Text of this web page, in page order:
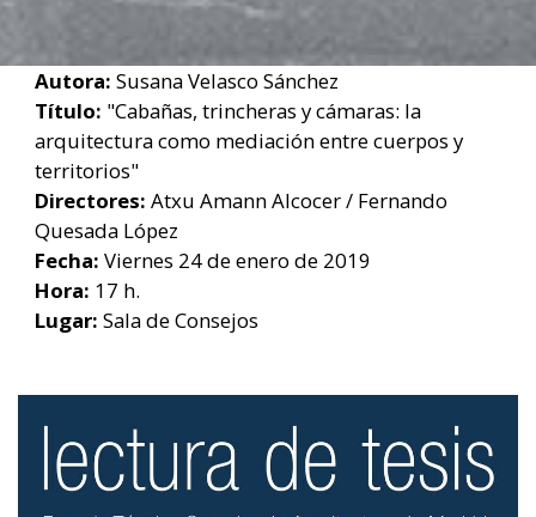
Autora: Susana Velasco Sánchez
Título: "Cabañas, trincheras y cámaras: la
arquitectura como mediación entre cuerpos y
territorios"
Directores: Atxu Amann Alcocer / Fernando
Quesada López
Fecha: Viernes 24 de enero de 2019
Hora: 17 h.
Lugar: Sala de Consejos